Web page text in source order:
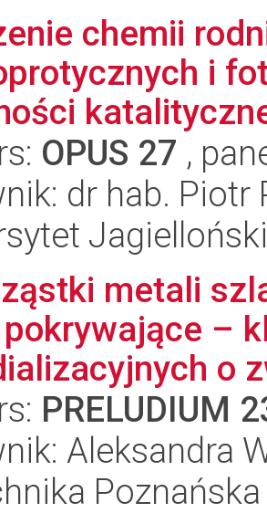
chemii
i
OPUS 27 ,
dr hab. Piotr
Jagielloński
metali
–
o
PRELUDIUM
Aleksandra
Poznańska